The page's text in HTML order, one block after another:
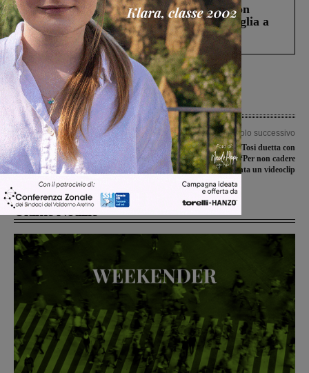
Scomparso da una struttura di Castiglion
Fiorentino l’uomo che aveva ucciso la figlia a
Levane nel 2020
Articolo precedente
Teatro e musica nel weekend del
Valdarno
Articolo successivo
Simone Baldini Tosi duetta con
Vanessa Incontrada: “Per non cadere
dalle nuvole” diventa un videoclip
Ultime Notizie